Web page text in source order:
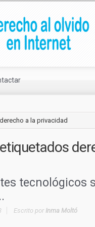
a la privacidad
tecnológicos
Escrito por Inma Moltó